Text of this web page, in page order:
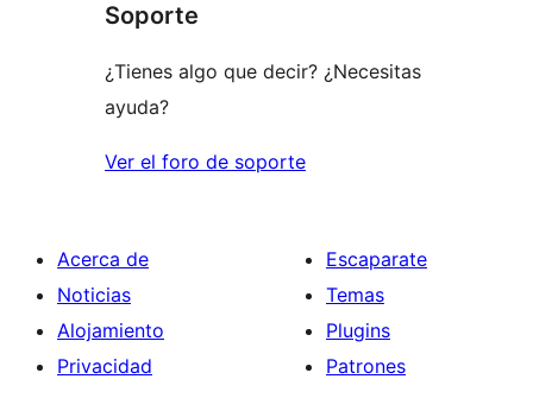
estrellas
Soporte
¿Tienes algo que decir? ¿Necesitas
ayuda?
Ver el foro de soporte
Acerca de
Noticias
Alojamiento
Privacidad
Escaparate
Temas
Plugins
Patrones